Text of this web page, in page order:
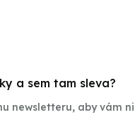
a sem tam sleva?
newsletteru, aby vám